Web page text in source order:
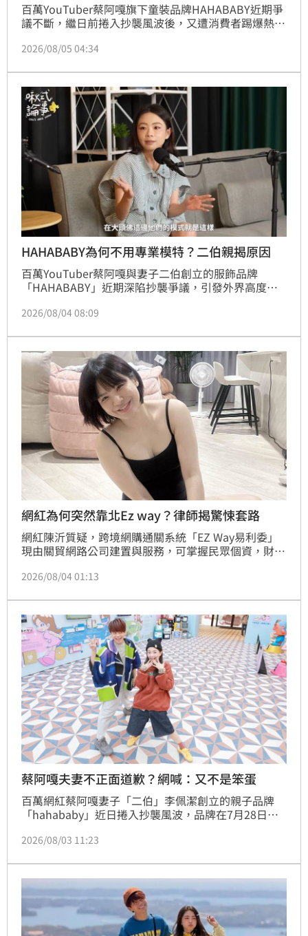
百萬YouTuber蔡阿嘎旗下童裝品牌HAHABABY近期爭
議不斷，繼日前捲入抄襲風波後，又遭消費者踢爆熱銷
商品原標榜「內外層皆是全棉」，經送交SGS檢測後，
標。此消息引發家長怒火，痛批品牌未經查證即虛假宣
傳，嚴重損害消費者信任。由於涉及廣告不實與商品標
示法規，若經主管機關認定違規，品牌恐面臨最高30
2026/08/05 04:34
HAHABABY為何不用專業模特？二伯親揭原因
百萬YouTuber蔡阿嘎與妻子二伯創立的服飾品牌
「HAHABABY」近期深陷抄襲爭議，引發外界高度關
新。除了爭議本身，品牌堅持由員工擔任模特兒拍攝形
這套「員工網紅化」模式源於過往合作經驗...
2026/08/04 08:09
網紅為何突然靠北Ez way？律師揭驚悚套路
網紅陳沂質疑，跨境網購通關系統「EZ Way易利委」
現由關貿網路公司建置與服務，可掌握民眾個資，財政
形，開放線上委任是為了防止個資外洩，且關貿公司也
書，就不怕被中國私人公司蒐收集個資？」
2026/08/04 01:13
蔡阿嘎夫妻不正面道歉？網喊：又不是笨蛋
百萬網紅蔡阿嘎妻子「二伯」李佩潔創立的親子品牌
「hahababy」近日捲入抄襲風波，品牌在7月28日發
設計與製作紀錄」並宣布未來將透過影音內容公開設計
品牌信任。就有網友好奇，為何事件發生至今夫妻倆幾
乎全面神隱、遲遲不道歉？
2026/08/03 11:23